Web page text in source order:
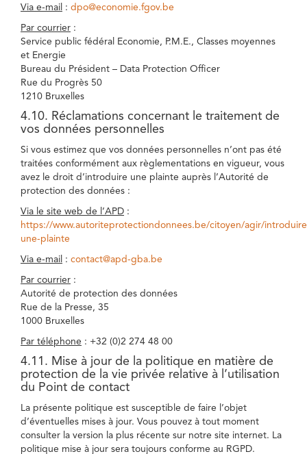
Via e-mail : dpo@economie.fgov.be
Par courrier :
Service public fédéral Economie, P.M.E., Classes moyennes
et Energie
Bureau du Président – Data Protection Officer
Rue du Progrès 50
1210 Bruxelles
4.10. Réclamations concernant le traitement de
vos données personnelles
Si vous estimez que vos données personnelles n’ont pas été
traitées conformément aux règlementations en vigueur, vous
avez le droit d’introduire une plainte auprès l’Autorité de
protection des données :
Via le site web de l’APD :
https://www.autoriteprotectiondonnees.be/citoyen/agir/
une-plainte
Via e-mail : contact@apd-gba.be
Par courrier :
Autorité de protection des données
Rue de la Presse, 35
1000 Bruxelles
Par téléphone : +32 (0)2 274 48 00
4.11. Mise à jour de la politique en matière de
protection de la vie privée relative à l’utilisation
du Point de contact
La présente politique est susceptible de faire l’objet
d’éventuelles mises à jour. Vous pouvez à tout moment
consulter la version la plus récente sur notre site internet. La
politique mise à jour sera toujours conforme au RGPD.